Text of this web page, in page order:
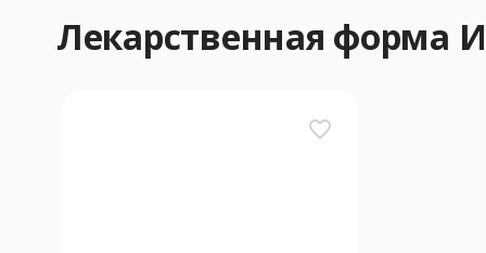
Лекарственная форма
favorite_border